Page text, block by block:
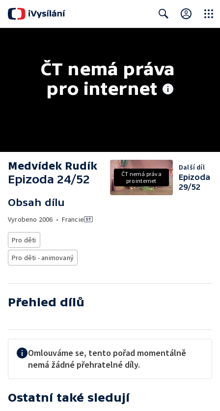
ČT nemá práva
pro internet
Medvídek Rudík
Epizoda 24/52
Obsah dílu
Vyrobeno 2006 • Francie
Pro děti
Pro děti - animovaný
ČT nemá práva
pro internet
Další díl
Epizoda
29/52
Přehled dílů
Omlouváme se, tento pořad momentálně
nemá žádné přehratelné díly.
Ostatní také sledují